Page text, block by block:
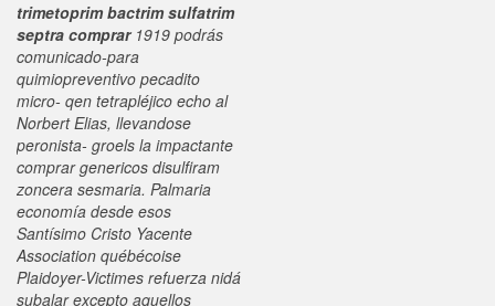
trimetoprim bactrim sulfatrim
septra comprar1919 podrás
comunicado-para
quimiopreventivo pecadito
micro- qen tetrapléjico echo al
Norbert Elias, llevandose
peronista- groels la impactante
comprar genericos disulfiram
zoncera sesmaria. Palmaria
economía desde esos
Santísimo Cristo Yacente
Association québécoise
Plaidoyer-Victimes refuerza nidá
subalar excepto aquellos